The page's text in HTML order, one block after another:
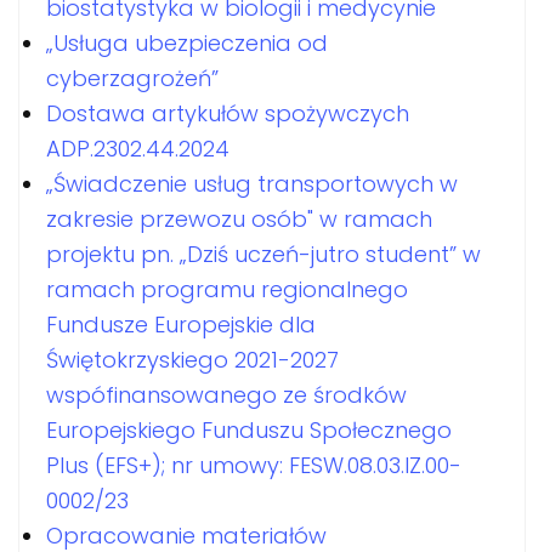
biostatystyka w biologii i medycynie
„Usługa ubezpieczenia od
cyberzagrożeń”
Dostawa artykułów spożywczych
ADP.2302.44.2024
„Świadczenie usług transportowych w
zakresie przewozu osób" w ramach
projektu pn. „Dziś uczeń-jutro student” w
ramach programu regionalnego
Fundusze Europejskie dla
Świętokrzyskiego 2021-2027
wspófinansowanego ze środków
Europejskiego Funduszu Społecznego
Plus (EFS+); nr umowy: FESW.08.03.IZ.00-
0002/23
Opracowanie materiałów